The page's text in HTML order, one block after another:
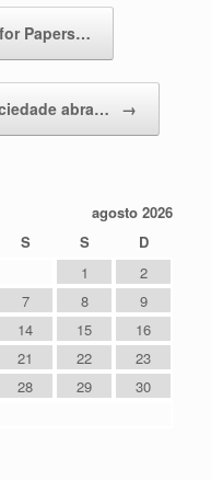
Papers…
abra… →
agosto 2026
S S
D
1
2
7 8
9
14 15
16
21 22
23
28 29
30